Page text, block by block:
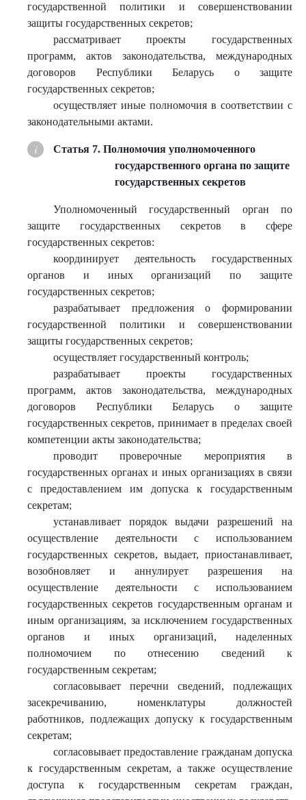
государственной политики и совершенствовании
защиты государственных секретов;
рассматривает проекты государственных
программ, актов законодательства, международных
договоров Республики Беларусь о защите
государственных секретов;
осуществляет иные полномочия в соответствии с
законодательными актами.
Статья 7. Полномочия уполномоченного
государственного органа по защите
государственных секретов
Уполномоченный государственный орган по
защите государственных секретов в сфере
государственных секретов:
координирует деятельность государственных
органов и иных организаций по защите
государственных секретов;
разрабатывает предложения о формировании
государственной политики и совершенствовании
защиты государственных секретов;
осуществляет государственный контроль;
разрабатывает проекты государственных
программ, актов законодательства, международных
договоров Республики Беларусь о защите
государственных секретов, принимает в пределах своей
компетенции акты законодательства;
проводит проверочные мероприятия в
государственных органах и иных организациях в связи
с предоставлением им допуска к государственным
секретам;
устанавливает порядок выдачи разрешений на
осуществление деятельности с использованием
государственных секретов, выдает, приостанавливает,
возобновляет и аннулирует разрешения на
осуществление деятельности с использованием
государственных секретов государственным органам и
иным организациям, за исключением государственных
органов и иных организаций, наделенных
полномочием по отнесению сведений к
государственным секретам;
согласовывает перечни сведений, подлежащих
засекречиванию, номенклатуры должностей
работников, подлежащих допуску к государственным
секретам;
согласовывает предоставление гражданам допуска
к государственным секретам, а также осуществление
доступа к государственным секретам граждан,